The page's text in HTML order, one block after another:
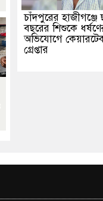
চাঁদপুরের হাজীগঞ্জে
বছরের শিশুকে
অভিযোগে
গ্রেপ্তার